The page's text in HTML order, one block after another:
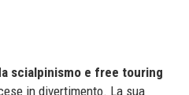
scialpinismo e free touring
in divertimento. La sua